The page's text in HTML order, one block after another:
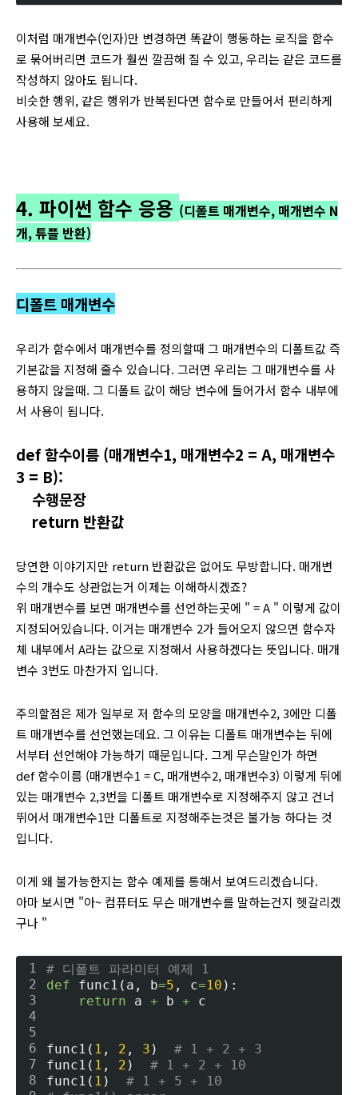
이처럼 매개변수(인자)만 변경하면 똑같이 행동하는 로직을 함수
로 묶어버리면 코드가 훨씬 깔끔해 질 수 있고, 우리는 같은 코드를
작성하지 않아도 됩니다.
비슷한 행위, 같은 행위가 반복된다면 함수로 만들어서 편리하게
사용해 보세요.
4. 파이썬 함수 응용 (디폴트 매개변수, 매개변수 N
개, 튜플 반환)
디폴트 매개변수
우리가 함수에서 매개변수를 정의할때 그 매개변수의 디폴트값 즉
기본값을 지정해 줄수 있습니다. 그러면 우리는 그 매개변수를 사
용하지 않을때. 그 디폴트 값이 해당 변수에 들어가서 함수 내부에
서 사용이 됩니다.
def 함수이름 (매개변수1, 매개변수2 = A, 매개변수
3 = B):
수행문장
return 반환값
당연한 이야기지만 return 반환값은 없어도 무방합니다. 매개변
수의 개수도 상관없는거 이제는 이해하시겠죠?
위 매개변수를 보면 매개변수를 선언하는곳에 " = A " 이렇게 값이
지정되어있습니다. 이거는 매개변수 2가 들어오지 않으면 함수자
체 내부에서 A라는 값으로 지정해서 사용하겠다는 뜻입니다. 매개
변수 3번도 마찬가지 입니다.
주의할점은 제가 일부로 저 함수의 모양을 매개변수2, 3에만 디폴
트 매개변수를 선언했는데요. 그 이유는 디폴트 매개변수는 뒤에
서부터 선언해야 가능하기 때문입니다. 그게 무슨말인가 하면
def 함수이름 (매개변수1 = C, 매개변수2, 매개변수3) 이렇게 뒤에
있는 매개변수 2,3번을 디폴트 매개변수로 지정해주지 않고 건너
뛰어서 매개변수1만 디폴트로 지정해주는것은 불가능 하다는 것
입니다.
이게 왜 불가능한지는 함수 예제를 통해서 보여드리겠습니다.
아마 보시면 "아~ 컴퓨터도 무슨 매개변수를 말하는건지 헷갈리겠
구나 "
1
2
3
4
5
6
7
8
# 디폴트 파라미터 예제 1
def func1(a, b=5 , c=10 ):
return a + b + c
func1( 1 , 2 , 3 ) # 1 + 2 + 3
func1( 1 , 2 ) # 1 + 2 + 10
func1( 1 ) # 1 + 5 + 10